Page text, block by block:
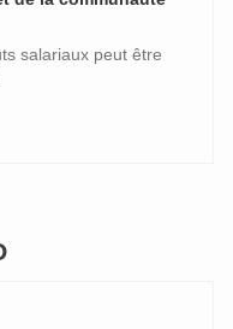
salariaux peut être